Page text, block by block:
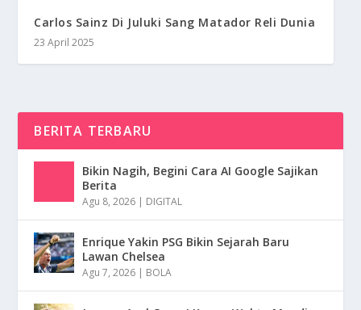
Carlos Sainz Di Juluki Sang Matador Reli Dunia
23 April 2025
BERITA TERBARU
Bikin Nagih, Begini Cara AI Google Sajikan
Berita
Agu 8, 2026 DIGITAL
Enrique Yakin PSG Bikin Sejarah Baru
Lawan Chelsea
Agu 7, 2026 BOLA